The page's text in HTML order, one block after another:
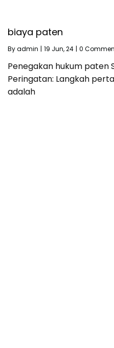
biaya paten
Byadmin | 19 Jun, 24 | 0
Penegakan hukum paten
Peringatan: Langkah
adalah